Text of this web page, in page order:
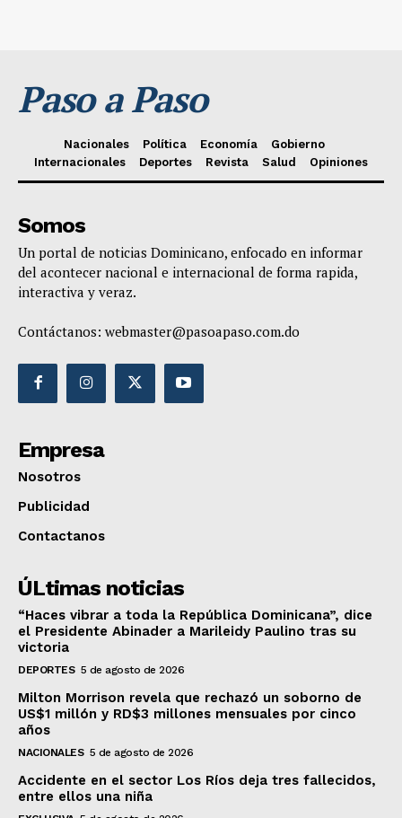
Paso a Paso
Nacionales Política Economía
Gobierno
Internacionales
Deportes Revista Salud Opiniones
Somos
Un portal de noticias Dominicano, enfocado en informar
del acontecer nacional e internacional de forma rapida,
interactiva y veraz.
Contáctanos: webmaster@pasoapaso.com.do
Empresa
Nosotros
Publicidad
Contactanos
ÚLtimas noticias
“Haces vibrar a toda la República Dominicana”, dice
el Presidente Abinader a Marileidy Paulino tras su
victoria
DEPORTES 5 de agosto de 2026
Milton Morrison revela que rechazó un soborno de
US$1 millón y RD$3 millones mensuales por cinco
años
NACIONALES 5 de agosto de 2026
Accidente en el sector Los Ríos deja tres fallecidos,
entre ellos una niña